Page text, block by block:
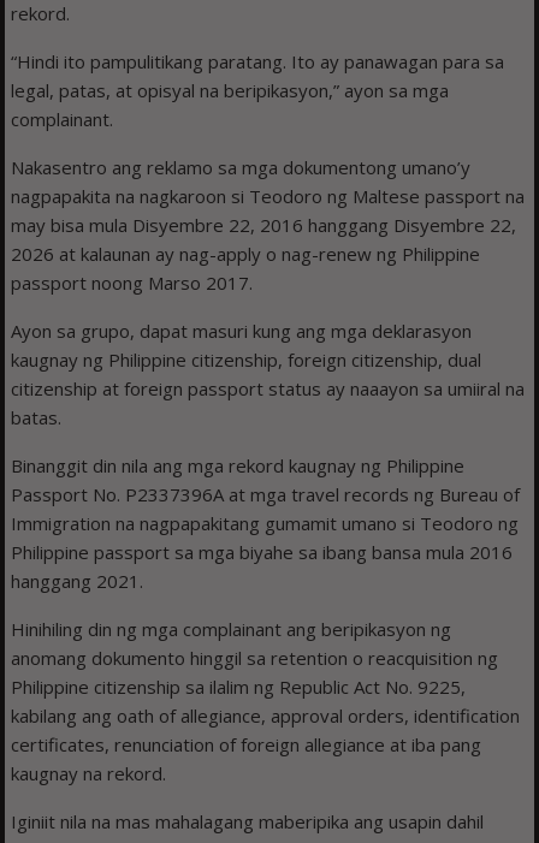
rekord.
“Hindi ito pampulitikang paratang. Ito ay panawagan para sa
legal, patas, at opisyal na beripikasyon,” ayon sa mga
complainant.
Nakasentro ang reklamo sa mga dokumentong umano’y
nagpapakita na nagkaroon si Teodoro ng Maltese passport na
may bisa mula Disyembre 22, 2016 hanggang Disyembre 22,
2026 at kalaunan ay nag-apply o nag-renew ng Philippine
passport noong Marso 2017.
Ayon sa grupo, dapat masuri kung ang mga deklarasyon
kaugnay ng Philippine citizenship, foreign citizenship, dual
citizenship at foreign passport status ay naaayon sa umiiral na
batas.
Binanggit din nila ang mga rekord kaugnay ng Philippine
Passport No. P2337396A at mga travel records ng Bureau of
Immigration na nagpapakitang gumamit umano si Teodoro ng
Philippine passport sa mga biyahe sa ibang bansa mula 2016
hanggang 2021.
Hinihiling din ng mga complainant ang beripikasyon ng
anomang dokumento hinggil sa retention o reacquisition ng
Philippine citizenship sa ilalim ng Republic Act No. 9225,
kabilang ang oath of allegiance, approval orders, identification
certificates, renunciation of foreign allegiance at iba pang
kaugnay na rekord.
Iginiit nila na mas mahalagang maberipika ang usapin dahil